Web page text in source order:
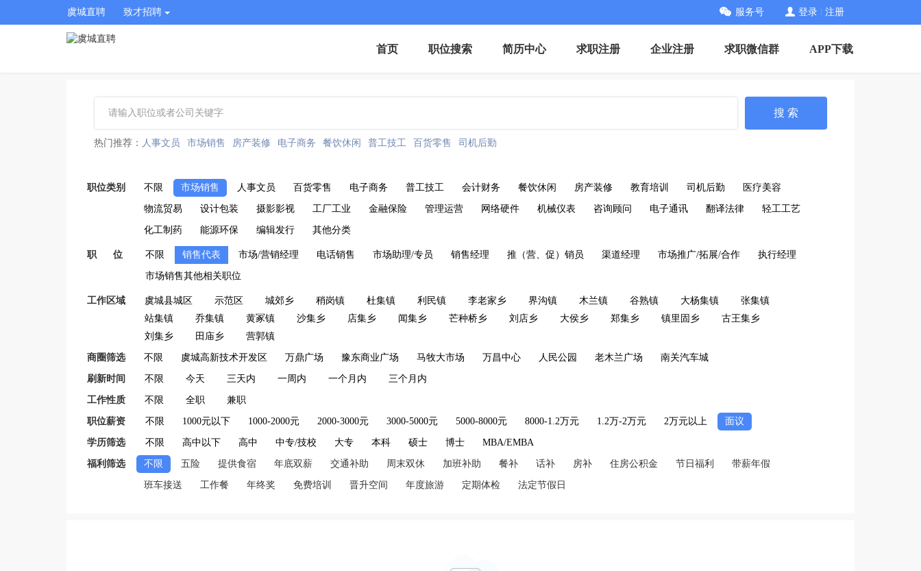
虞城直聘 致才招聘 服务号 登录 注册
首页 职位搜索 简历中心 求职注册 企业注册 求职微信群 APP下载
搜 索
热门推荐： 人事文员 市场销售 房产装修 电子商务 餐饮休闲 普工技工 百货零售 司机后勤
职位类别 不限 市场销售 人事文员 百货零售 电子商务 普工技工 会计财务 餐饮休闲 房产装修 教育培训 司机后勤 医疗美容
物流贸易 设计包装 摄影影视 工厂工业 金融保险 管理运营 网络硬件 机械仪表 咨询顾问 电子通讯 翻译法律 轻工工艺
化工制药 能源环保 编辑发行 其他分类
职 位 不限 销售代表 市场/营销经理 电话销售 市场助理/专员 销售经理 推（营、促）销员 渠道经理 市场推广/拓展/合作 执行经理
市场销售其他相关职位
工作区域 虞城县城区 示范区 城郊乡 稍岗镇 杜集镇 利民镇 李老家乡 界沟镇 木兰镇 谷熟镇 大杨集镇
张集镇
站集镇
乔集镇 黄冢镇 沙集乡 店集乡 闻集乡 芒种桥乡 刘店乡 大侯乡 郑集乡 镇里固乡
古王集乡
刘集乡
田庙乡 营郭镇
商圈筛选 不限 虞城高新技术开发区 万鼎广场 豫东商业广场 马牧大市场 万昌中心 人民公园 老木兰广场 南关汽车城
刷新时间 不限 今天 三天内 一周内 一个月内 三个月内
工作性质 不限 全职 兼职
职位薪资 不限 1000元以下 1000-2000元 2000-3000元 3000-5000元 5000-8000元 8000-1.2万元 1.2万-2万元 2万元以上 面议
学历筛选 不限 高中以下 高中 中专/技校 大专 本科 硕士 博士 MBA/EMBA
福利筛选 不限 五险 提供食宿 年底双薪 交通补助 周末双休 加班补助 餐补 话补 房补 住房公积金 节日福利 带薪年假
班车接送 工作餐 年终奖 免费培训 晋升空间 年度旅游 定期体检 法定节假日